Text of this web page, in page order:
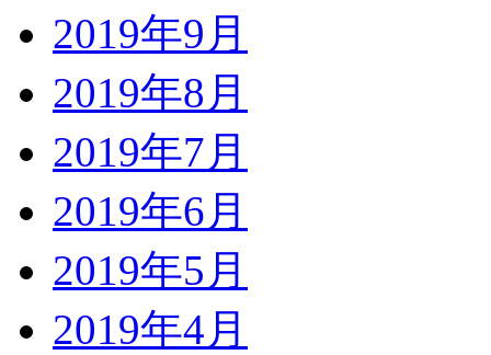
2019年9月
2019年8月
2019年7月
2019年6月
2019年5月
2019年4月